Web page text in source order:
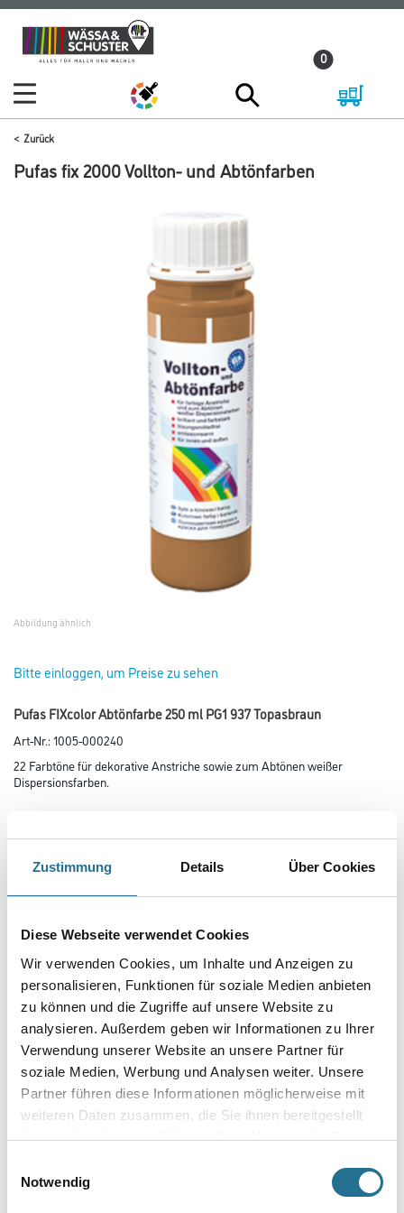
Zustimmung Details Über Cookies
Diese Webseite verwendet Cookies
Wir verwenden Cookies, um Inhalte und Anzeigen zu
personalisieren, Funktionen für soziale Medien anbieten
zu können und die Zugriffe auf unsere Website zu
analysieren. Außerdem geben wir Informationen zu Ihrer
Verwendung unserer Website an unsere Partner für
soziale Medien, Werbung und Analysen weiter. Unsere
Partner führen diese Informationen möglicherweise mit
weiteren Daten zusammen, die Sie ihnen bereitgestellt
haben oder die sie im Rahmen Ihrer Nutzung der Dienste
Notwendig
Zum
Inhalt
Zum
Navigationsmenü
0
Zurück
Pufas fix 2000 Vollton- und Abtönfarben
Abbildung ähnlich
Bitte einloggen, um Preise zu sehen
Pufas FIXcolor Abtönfarbe 250 ml PG1 937 Topasbraun
Art-Nr.:1005-000240
22 Farbtöne für dekorative Anstriche sowie zum Abtönen weißer
Dispersionsfarben.
Gebinde
Umrechnungsfaktoren